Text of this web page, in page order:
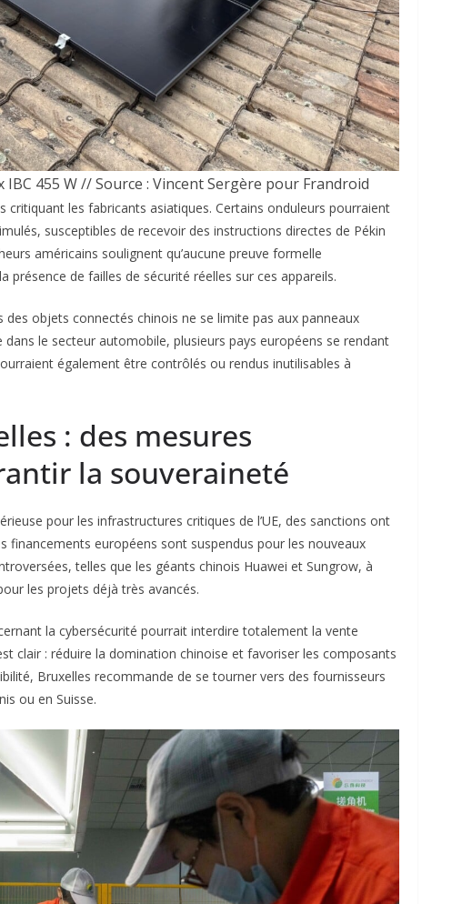
455 W // Source : Vincent Sergère pour Frandroid
critiquant les fabricants asiatiques. Certains onduleurs pourraient
susceptibles de recevoir des instructions directes de Pékin
américains soulignent qu’aucune preuve formelle
présence de failles de sécurité réelles sur ces appareils.
des objets connectés chinois ne se limite pas aux panneaux
le secteur automobile, plusieurs pays européens se rendant
également être contrôlés ou rendus inutilisables à
: des mesures
la souveraineté
pour les infrastructures critiques de l’UE, des sanctions ont
financements européens sont suspendus pour les nouveaux
telles que les géants chinois Huawei et Sungrow, à
les projets déjà très avancés.
la cybersécurité pourrait interdire totalement la vente
clair : réduire la domination chinoise et favoriser les composants
Bruxelles recommande de se tourner vers des fournisseurs
ou en Suisse.